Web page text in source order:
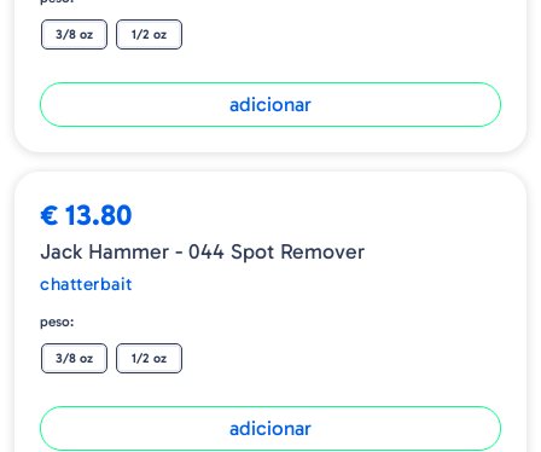
3/8 oz 1/2 oz
adicionar
€ 13.80
Jack Hammer - 044 Spot Remover
chatterbait
peso:
3/8 oz 1/2 oz
adicionar